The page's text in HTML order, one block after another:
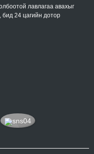
лавлагаа авахыг
бид 24 цагийн дотор